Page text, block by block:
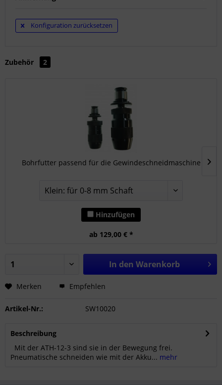
Konfiguration zurücksetzen
Zubehör 2
Bohrfutter passend für die Gewindeschneidmaschine
Hinzufügen
ab 129,00 € *
In den Warenkorb
Merken Empfehlen
Artikel-Nr.: SW10020
Beschreibung
Mit der ATH-12-3 sind sie in der Bewegung frei.
Pneumatische schneiden wie mit der Akku... mehr